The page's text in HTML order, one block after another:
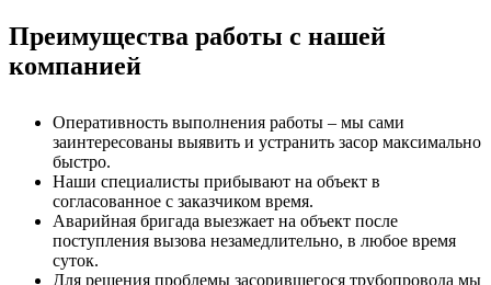
Преимущества работы с нашей
компанией
Оперативность выполнения работы – мы сами
заинтересованы выявить и устранить засор максимально
быстро.
Наши специалисты прибывают на объект в
согласованное с заказчиком время.
Аварийная бригада выезжает на объект после
поступления вызова незамедлительно, в любое время
суток.
Для решения проблемы засорившегося трубопровода мы